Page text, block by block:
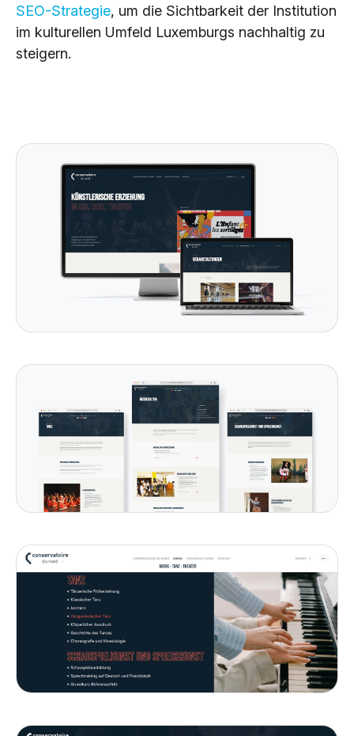
SEO-Strategie, um die Sichtbarkeit der Institution
im kulturellen Umfeld Luxemburgs nachhaltig zu
steigern.